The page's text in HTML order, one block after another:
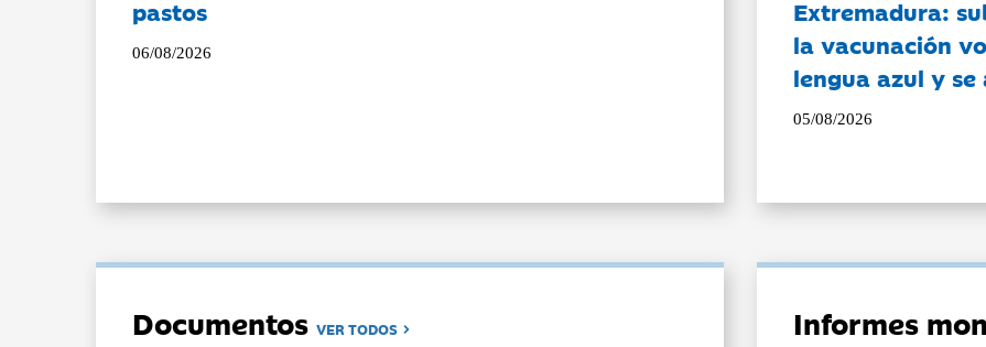
pastos
06/08/2026
Extremadura:
la vacunación
lengua azul y
05/08/2026
DocumentosVER TODOS Informes